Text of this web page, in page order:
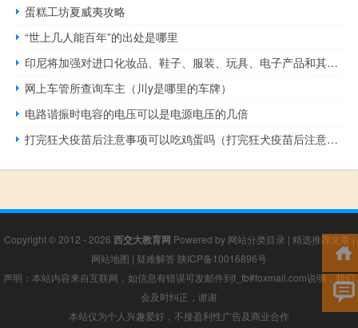
蛋糕工坊夏威夷攻略
“世上几人能百年”的出处是哪里
印尼将加强对进口化妆品、鞋子、服装、玩具、电子产品和其他商品的海关监管
网上车管所查询车主（川y是哪里的车牌）
电路谐振时电容的电压可以是电源电压的几倍
打完狂犬疫苗后注意事项可以吃鸡蛋吗（打完狂犬疫苗后注意事项）
Copyright © 2012 - 2026 西交大教育网 Powered by 网站分类目录 | 精选推荐文章 |
网站地图 | 疑难解答 陕ICP备10016896号
声明：本站内容来自互联网，如信息有错误可发邮件到f_fb#foxmail.com说明，我们
会及时纠正，谢谢
本站仅为个人兴趣爱好，不接盈利性广告及商业合作